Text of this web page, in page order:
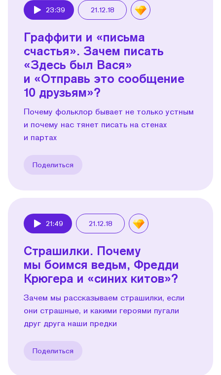
23:39 21.12.18
Граффити и «письма
счастья». Зачем писать
«Здесь был Вася»
и «Отправь это сообщение
10 друзьям»?
Почему фольклор бывает не только устным
и почему нас тянет писать на стенах
и партах
Поделиться
21:49 21.12.18
Страшилки. Почему
мы боимся ведьм, Фредди
Крюгера и «синих китов»?
Зачем мы рассказываем страшилки, если
они страшные, и какими героями пугали
друг друга наши предки
Поделиться